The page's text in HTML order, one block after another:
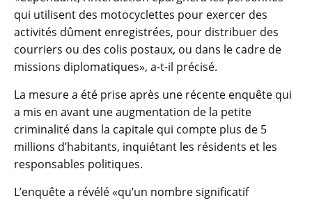
qui utilisent des motocyclettes pour exercer des
activités dûment enregistrées, pour distribuer des
courriers ou des colis postaux, ou dans le cadre de
missions diplomatiques», a-t-il précisé.
La mesure a été prise après une récente enquête qui
a mis en avant une augmentation de la petite
criminalité dans la capitale qui compte plus de 5
millions d’habitants, inquiétant les résidents et les
responsables politiques.
L’enquête a révélé «qu’un nombre significatif